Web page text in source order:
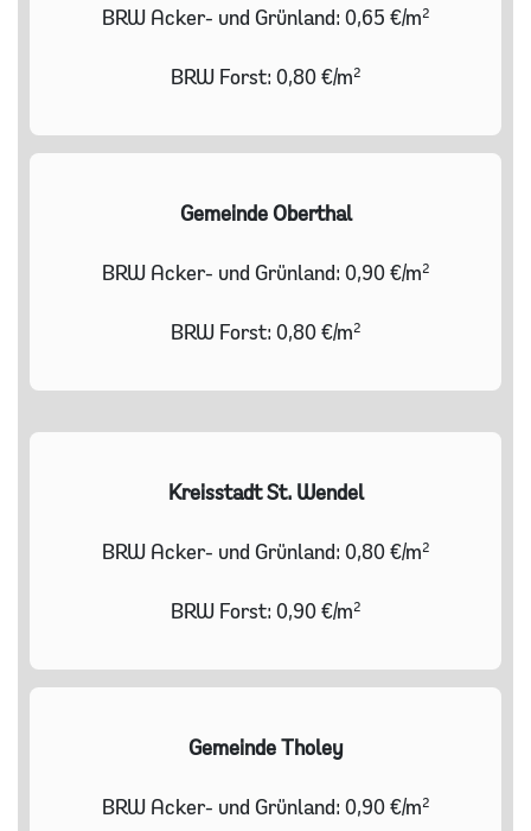
BRW Acker- und Grünland: 0,65 €/m²
BRW Forst: 0,80 €/m²
Gemeinde Oberthal
BRW Acker- und Grünland: 0,90 €/m²
BRW Forst: 0,80 €/m²
Kreisstadt St. Wendel
BRW Acker- und Grünland: 0,80 €/m²
BRW Forst: 0,90 €/m²
Gemeinde Tholey
BRW Acker- und Grünland: 0,90 €/m²